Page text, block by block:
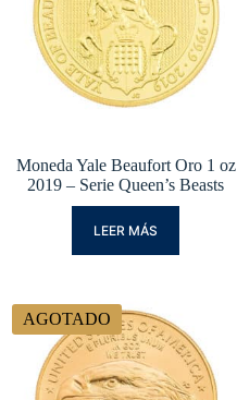
Moneda Yale Beaufort Oro 1 oz
2019 – Serie Queen’s Beasts
LEER MÁS
AGOTADO